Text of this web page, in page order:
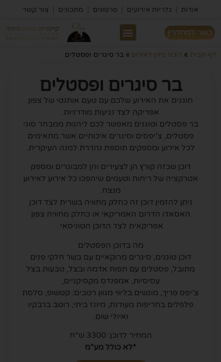
אודות גלריות אירועים סרטונים מתכונים צור קשר
כשר למהדרין
דף הבית » דוכני מזון לאירוע » בר סיגרים ופסטלים
בר סיגרים ופסטלים
חוגגים את האירוע שלכם עם טעם אותנטי של צפון
אפריקה לצד נגיעות מודרניות.
בר פסטלים וטוגנים מאפשר לכם ליהנות ממבחר סוגי
פסטלים, צ'יפסים וסיגרים איכותיים אשר מתאימים
לכל אירוע ומספקים תוספת נהדרת למנה העיקרית.
דוכן שכזה קורץ הן לצעירים והן למבוגרים ומספק
אטרקציה של ריחות וטעמים שיהפכו כל אירוע לאירוע
מנצח.
ניתן להזמין דוכן זה כחלק מחוויה בשרית לצד דוכן
האסאדו הדרום האמריקאי או כחלק מחוויה צפון
אפריקאית לצד הדוכן הטוניסאי.
מה בדוכן הפסטלים
דוכן טוגנים, סיגרים מרוקאיים עם בשר חלקי פנים
מתובל, פסטלים עם תפוח אדמה ובצל, טבעות בצל
עסיסיות, אמפנדס מקסיקניים,
צ’יפס פריך, מוגשים בליווי מגוון רטבים: קטשופ, סלסת
פלפלים בחריפות מעודנת, מיונז ביתי, רוטב ברבקיו
ואיולי שום.
המחיר לדוכן: 3300 ש"ח
*לא כולל מע"מ